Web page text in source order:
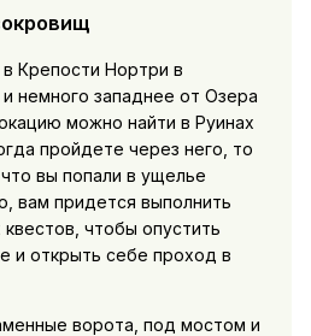
Крепости Нортри в
немного западнее от Озера
можно найти в Руинах
пройдете через него, то
вы попали в ущелье
вам придется выполнить
чтобы опустить
и открыть себе проход в
ворота, под мостом и